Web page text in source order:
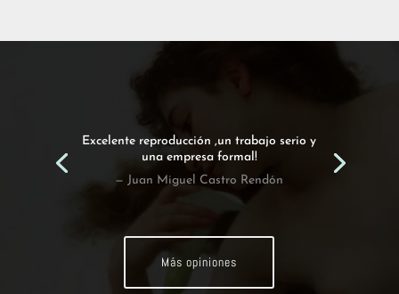
Excelente reproducción ,un trabajo serio y
una empresa formal!
— Juan Miguel Castro Rendón
Más opiniones